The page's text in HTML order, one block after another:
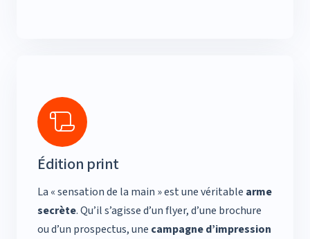
Édition print
La « sensation de la main » est une véritable arme
secrète. Qu’il s’agisse d’un flyer, d’une brochure
ou d’un prospectus, une campagne d’impression